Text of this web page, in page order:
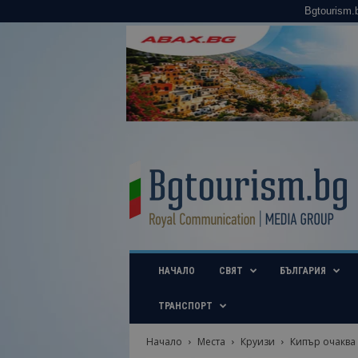
u
i
b
НАЧАЛО СВЯТ БЪЛГАРИЯ
ТРАНСПОРТ
Начало Места Круизи
Кипър